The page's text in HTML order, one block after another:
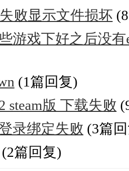
败显示文件损坏
游戏下好之后没
(1篇回复)
steam版 下载失败
录绑定失败 (3篇
(2篇回复)